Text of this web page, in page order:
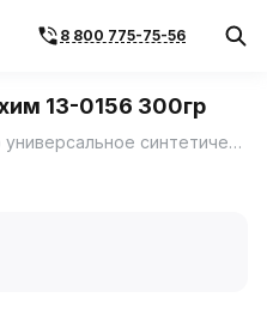
8 800 775-75-56
13-0156 300гр
Автопластилин Петрохим это универсальное синтетическое средство на основе полимеров и масел, предназначенное для комплексной защиты автомобиля.